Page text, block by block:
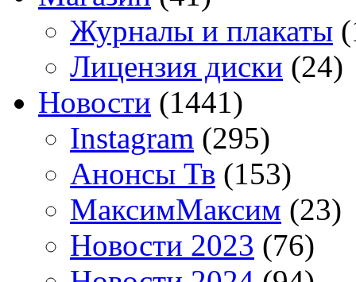
Журналы и плакаты
Лицензия диски (24)
Новости (1441)
Instagram (295)
Анонсы Тв (153)
МаксимМаксим (23)
Новости 2023 (76)